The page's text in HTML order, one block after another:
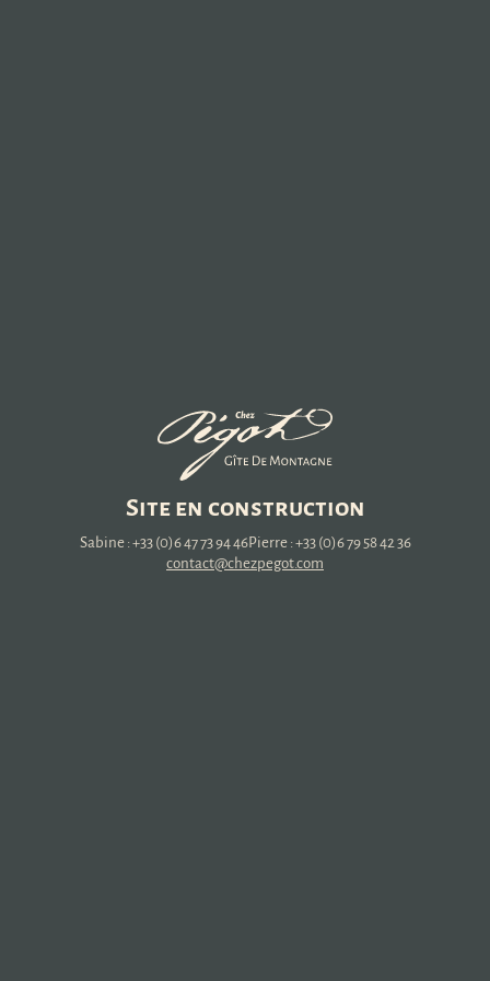
Site en construction
Sabine : +33 (0)6 47 73 94 46Pierre : +33 (0)6 79 58 42 36
contact@chezpegot.com